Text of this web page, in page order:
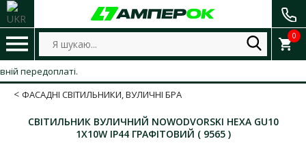
0
ФАСАДНІ СВІТИЛЬНИКИ, ВУЛИЧНІ БРА
СВІТИЛЬНИК ВУЛИЧНИЙ NOWODVORSKI HEXA GU10
1X10W IP44 ГРАФІТОВИЙ ( 9565 )